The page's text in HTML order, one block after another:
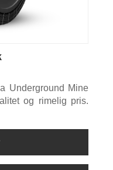
Underground Mine
og rimelig pris.